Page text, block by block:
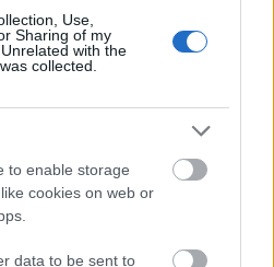
Use,
Sharing of my
with the
collected.
to enable storage
cookies on web or
data to be sent to
és jelzőlámpás
épül Angyalföldön
jó hírű református